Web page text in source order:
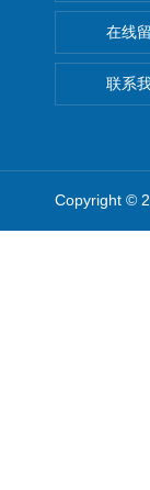
在线
联系
Copyright ©